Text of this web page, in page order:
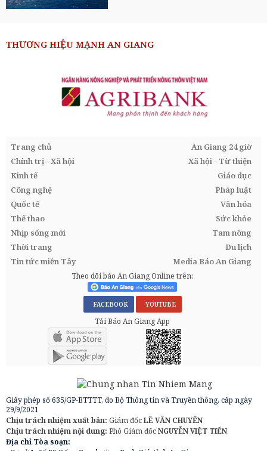
THƯƠNG HIỆU MẠNH AN GIANG
Trang chủ
An Giang 24 giờ
Chính trị - Xã hội
Xã hội - Từ thiện
Kinh tế
Giáo dục
Công nghệ
Pháp luật
Quốc tế
Văn hóa
Thể thao
Sức khỏe
Nhịp sống mới
Tam nông
Thời trang
Du lịch
Tin tức miền Tây
Media Báo An Giang
Theo dõi báo An Giang Online trên:
FACEBOOK YOUTUBE
Tải Báo An Giang App
Giấy phép số 635/GP-BTTTT, do Bộ Thông tin và Truyền thông, cấp ngày
29/9/2021
Chịu trách nhiệm xuất bản: Giám đốcLÊ VĂN CHUYỂN
Chịu trách nhiệm nội dung: Phó Giám đốcNGUYỄN VIỆT TIẾN
Địa chỉ Tòa soạn: